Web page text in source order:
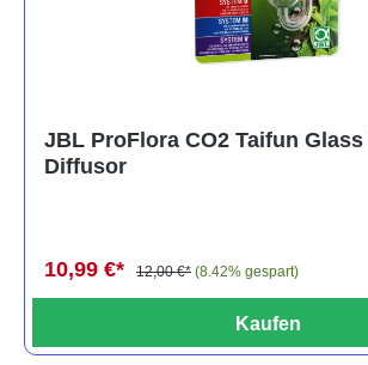
JBL ProFlora CO2 Taifun Glass
Diffusor
10,99 €* 12,00 €* (8.42% gespart)
Kaufen